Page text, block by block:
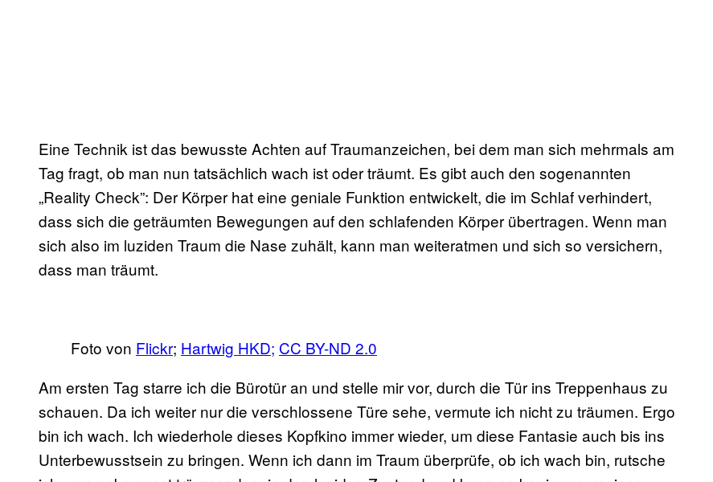
Eine Technik ist das bewusste Achten auf Traumanzeichen, bei dem man sich mehrmals am
Tag fragt, ob man nun tatsächlich wach ist oder träumt. Es gibt auch den sogenannten
„Reality Check”: Der Körper hat eine geniale Funktion entwickelt, die im Schlaf verhindert,
dass sich die geträumten Bewegungen auf den schlafenden Körper übertragen. Wenn man
sich also im luziden Traum die Nase zuhält, kann man weiteratmen und sich so versichern,
dass man träumt.
Foto von Flickr; Hartwig HKD; CC BY-ND 2.0
Am ersten Tag starre ich die Bürotür an und stelle mir vor, durch die Tür ins Treppenhaus zu
schauen. Da ich weiter nur die verschlossene Türe sehe, vermute ich nicht zu träumen. Ergo
bin ich wach. Ich wiederhole dieses Kopfkino immer wieder, um diese Fantasie auch bis ins
Unterbewusstsein zu bringen. Wenn ich dann im Traum überprüfe, ob ich wach bin, rutsche